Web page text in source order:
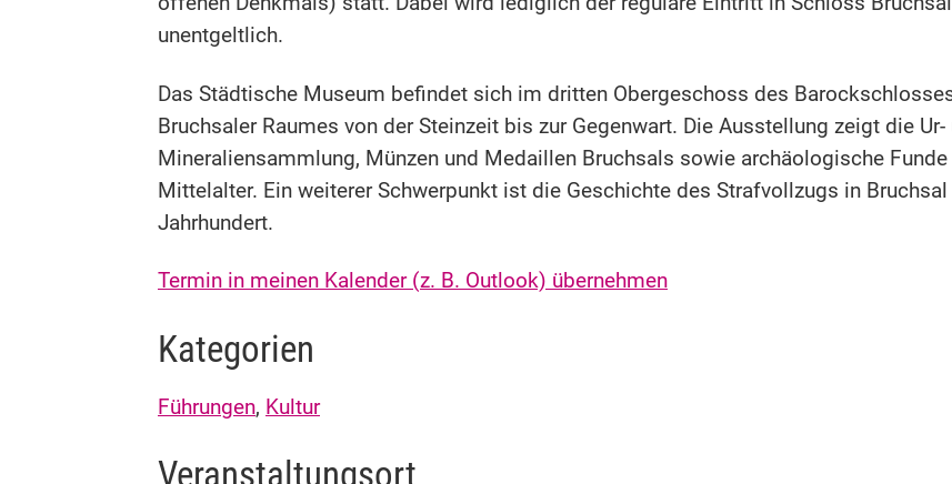
unentgeltlich.
Das Städtische Museum befindet sich im dritten Obergeschoss des
Bruchsaler Raumes von der Steinzeit bis zur Gegenwart. Die Ausstellung zeigt die
Mineraliensammlung, Münzen und Medaillen Bruchsals sowie archäologische
Mittelalter. Ein weiterer Schwerpunkt ist die Geschichte des Strafvollzugs in
Jahrhundert.
Termin in meinen Kalender (z. B. Outlook) übernehmen
Kategorien
Führungen, Kultur
Veranstaltungsort